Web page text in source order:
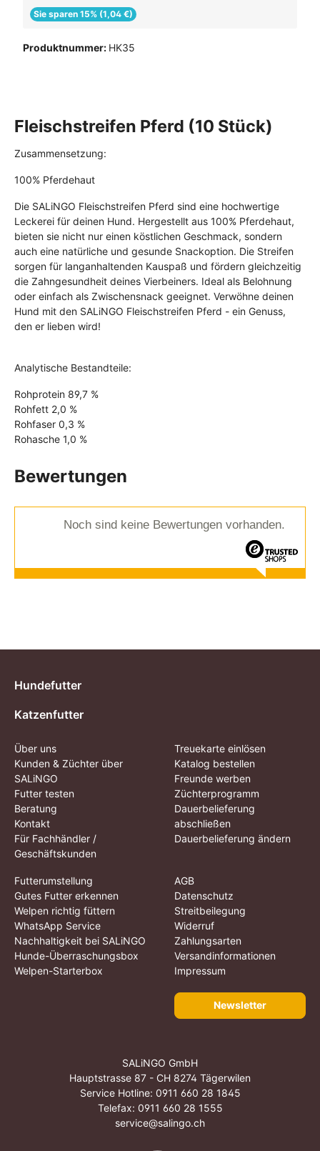
Sie sparen 15% (1,04 €)
Produktnummer: HK35
Fleischstreifen Pferd (10 Stück)
Zusammensetzung:
100% Pferdehaut
Die SALiNGO Fleischstreifen Pferd sind eine hochwertige
Leckerei für deinen Hund. Hergestellt aus 100% Pferdehaut,
bieten sie nicht nur einen köstlichen Geschmack, sondern
auch eine natürliche und gesunde Snackoption. Die Streifen
sorgen für langanhaltenden Kauspaß und fördern gleichzeitig
die Zahngesundheit deines Vierbeiners. Ideal als Belohnung
oder einfach als Zwischensnack geeignet. Verwöhne deinen
Hund mit den SALiNGO Fleischstreifen Pferd - ein Genuss,
den er lieben wird!
Analytische Bestandteile:
Rohprotein 89,7 %
Rohfett 2,0 %
Rohfaser 0,3 %
Rohasche 1,0 %
Bewertungen
Noch sind keine Bewertungen vorhanden.
Hundefutter
Katzenfutter
Über uns
Kunden & Züchter über
SALiNGO
Futter testen
Beratung
Kontakt
Für Fachhändler /
Geschäftskunden
Treuekarte einlösen
Katalog bestellen
Freunde werben
Züchterprogramm
Dauerbelieferung
abschließen
Dauerbelieferung ändern
Futterumstellung
Gutes Futter erkennen
Welpen richtig füttern
WhatsApp Service
Nachhaltigkeit bei SALiNGO
Hunde-Überraschungsbox
Welpen-Starterbox
AGB
Datenschutz
Streitbeilegung
Widerruf
Zahlungsarten
Versandinformationen
Impressum
Newsletter
SALiNGO GmbH
Hauptstrasse 87 - CH 8274 Tägerwilen
Service Hotline: 0911 660 28 1845
Telefax: 0911 660 28 1555
service@salingo.ch